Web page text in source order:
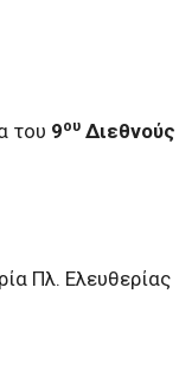
του 9ου
Πλ. Ελευθερίας